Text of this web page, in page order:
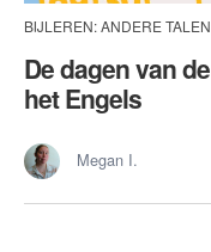
BIJLEREN: ANDERE TALEN
De dagen van
het Engels
Megan I.